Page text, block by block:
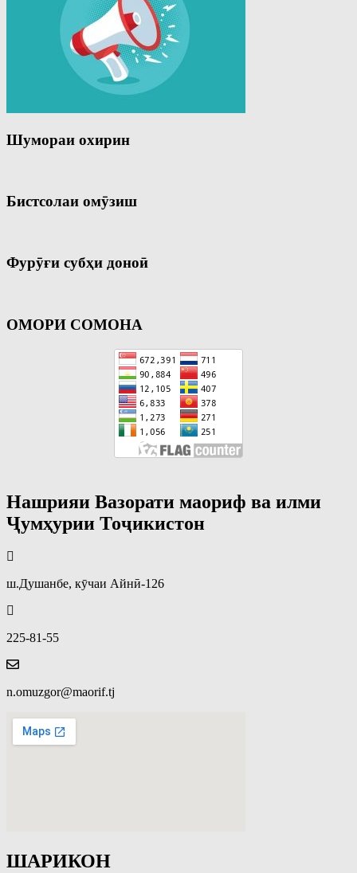
Шумораи охирин
Бистсолаи омӯзиш
Фурӯғи субҳи доноӣ
ОМОРИ СОМОНА
Нашрияи Вазорати маориф ва илми
Ҷумҳурии Тоҷикистон
ш.Душанбе, кӯчаи Айнӣ-126
225-81-55
n.omuzgor@maorif.tj
ШАРИКОН